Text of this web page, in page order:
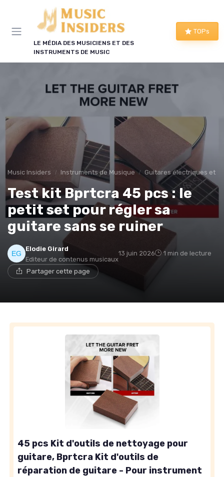
LE MÉDIA DES MUSICIENS ET DES
INSTRUMENTS DE MUSIC
TOPs
Music Insiders Instruments de Musique Guitares électriques et
Test kit Bprtcra 45 pcs : le
petit set pour régler sa
guitare sans se ruiner
Elodie Girard
Editeur de contenus musicaux
13 juin 2026 1 min de lecture
Partager cette page
45 pcs Kit d'outils de nettoyage pour
guitare, Bprtcra Kit d'outils de
réparation de guitare - Pour instrument
Panneau de gestion des cookies